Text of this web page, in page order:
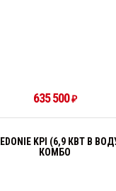
635 500₽
KPI (6,9 КВТ В
КОМБО